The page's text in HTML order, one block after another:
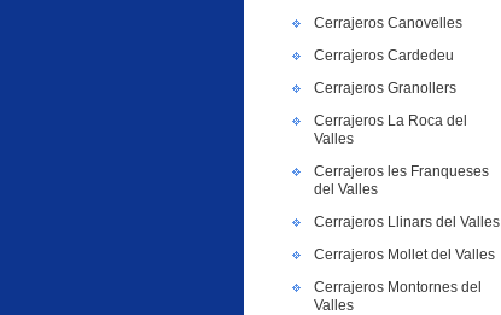
Cerrajeros Canovelles
Cerrajeros Cardedeu
Cerrajeros Granollers
Cerrajeros La Roca del
Valles
Cerrajeros les Franqueses
del Valles
Cerrajeros Llinars del Valles
Cerrajeros Mollet del Valles
Cerrajeros Montornes del
Valles